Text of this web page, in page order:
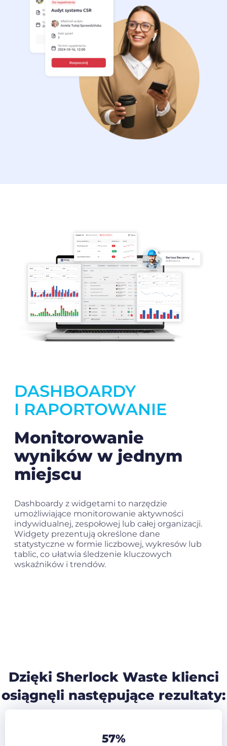
DASHBOARDY
I RAPORTOWANIE
Monitorowanie
wyników w jednym
miejscu
Dashboardy z widgetami to narzędzie
umożliwiające monitorowanie aktywności
indywidualnej, zespołowej lub całej organizacji.
Widgety prezentują określone dane
statystyczne w formie liczbowej, wykresów lub
tablic, co ułatwia śledzenie kluczowych
wskaźników i trendów.
Dzięki Sherlock Waste klienci
osiągnęli następujące rezultaty:
57%